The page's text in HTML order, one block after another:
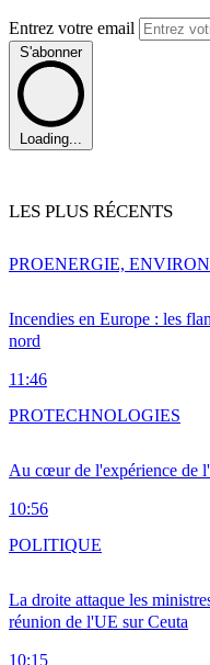
Entrez votre email
S'abonner
Loading...
LES PLUS RÉCENTS
Incendies en Europe : les
nord
11:46
PROENERGIE,
Au cœur de l'expérience de
10:56
PROTECHNOLOGIES
La droite attaque les
réunion de l'UE sur Ceuta
10:15
POLITIQUE